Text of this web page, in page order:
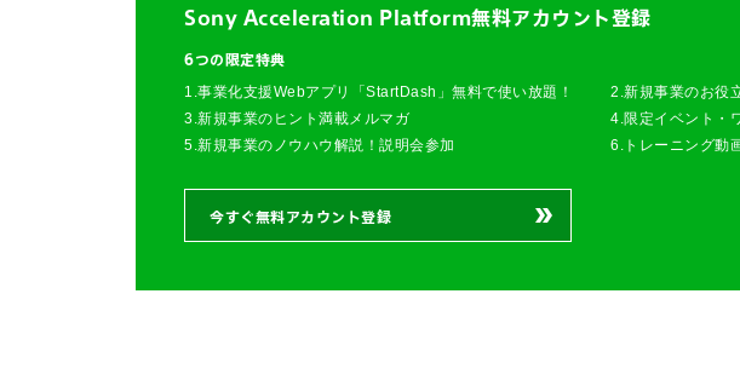
Sony Acceleration Platform無料アカウント登録
6つの限定特典
1.事業化支援Webアプリ「StartDash」無料で使い放題！
2.新規事業のお役
3.新規事業のヒント満載メルマガ
4.限定イベント・
5.新規事業のノウハウ解説！説明会参加
6.トレーニング動
今すぐ無料アカウント登録